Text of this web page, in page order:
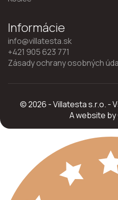
Informácie
info@villatesta.sk
+421 905 623 771
Zásady ochrany osobných
© 2026 - Villatesta s.r.o. -
A website by